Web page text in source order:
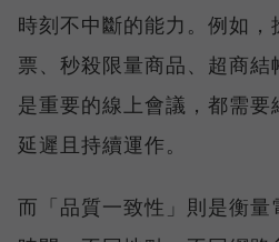
時刻不中斷的能力。例如，
票、秒殺限量商品、超商
是重要的線上會議，都需
延遲且持續運作。
而「品質一致性」則是衡量